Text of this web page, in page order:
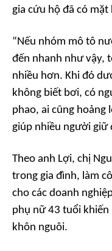
gia cứu hộ đã có
“Nếu nhóm mô tô
đến nhanh như vậy,
nhiều hơn. Khi đó
không biết bơi, có
phao, ai cũng hoảng
giúp nhiều người giữ
Theo anh Lợi, chị
trong gia đình, làm
cho các doanh
phụ nữ 43 tuổi khiến
khôn nguôi.